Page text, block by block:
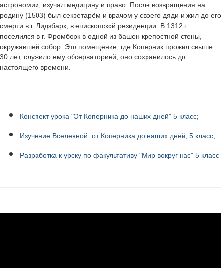
астрономии, изучал медицину и право. После возвращения на
родину (1503) был секретарём и врачом у своего дяди и жил до его
смерти в г. Лидзбарк, в епископской резиденции. В 1312 г.
поселился в г. Фромборк в одной из башен крепостной стены,
окружавшей собор. Это помещение, где Коперник прожил свыше
30 лет, служило ему обсерваторией; оно сохранилось до
настоящего времени.
Конспект урока "От Коперника до наших дней" 5 класс;
Изучение Вселенной: от Коперника до наших дней, 5 класс;
Разработка к уроку по факультативу "Мир вокруг нас" 5 класс